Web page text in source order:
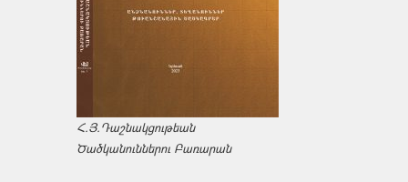
Հ.Յ.Դաշնակցութեան
Ծածկանուններու Բառարան